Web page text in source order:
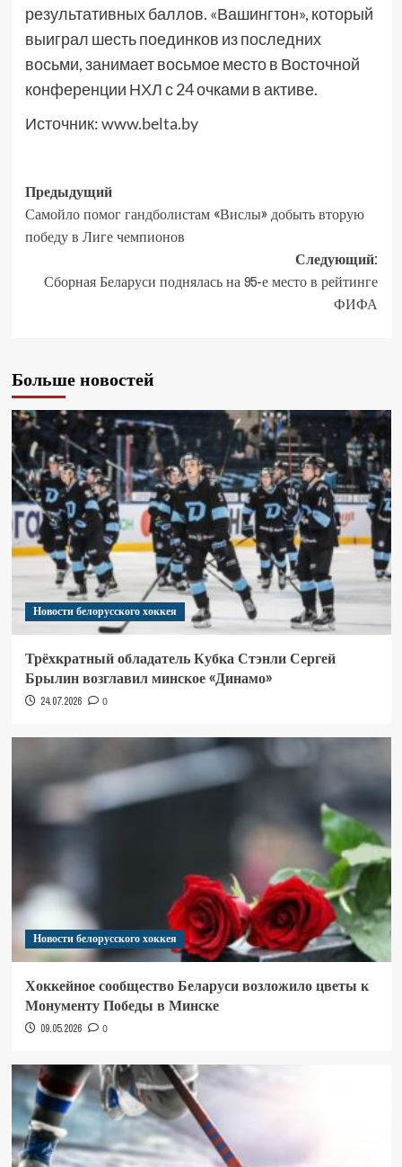
результативных баллов. «Вашингтон», который
выиграл шесть поединков из последних
восьми, занимает восьмое место в Восточной
конференции НХЛ с 24 очками в активе.
Источник:www.belta.by
Предыдущий
Самойло помог гандболистам «Вислы» добыть вторую
победу в Лиге чемпионов
Следующий:
Сборная Беларуси поднялась на 95-е место в рейтинге
ФИФА
Больше новостей
Новости белорусского хоккея
Трёхкратный обладатель Кубка Стэнли Сергей
Брылин возглавил минское «Динамо»
24.07.2026 0
Новости белорусского хоккея
Хоккейное сообщество Беларуси возложило цветы к
Монументу Победы в Минске
09.05.2026 0